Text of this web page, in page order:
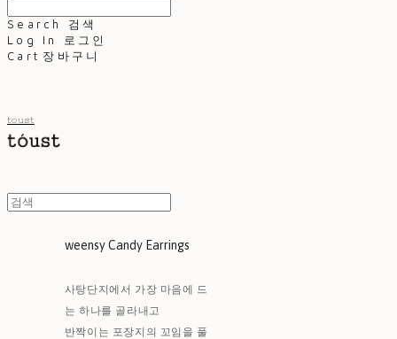
Search
검색
Log In
로그인
Cart 장바구니
toust
weensy Candy Earrings
사탕단지에서 가장 마음에 드
는 하나를 골라내고
반짝이는 포장지의 꼬임을 풀